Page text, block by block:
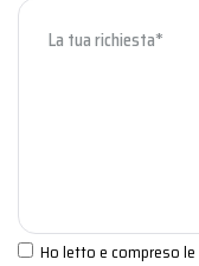
Ho letto e compreso le